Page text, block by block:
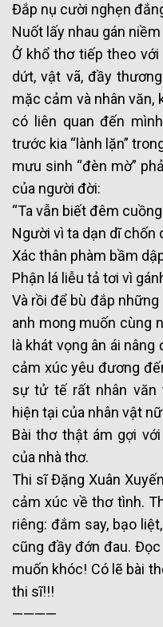
Đắp nụ cười nghẹn
Nuốt lấy nhau gán niềm
Ở khổ thơ tiếp theo
dứt, vật vã, đầy
mặc cảm và nhân văn,
có liên quan đến
trước kia “lành lặn”
mưu sinh “đèn mờ”
của người đời:
“Ta vẫn biết đêm
Người vì ta dạn dĩ chốn
Xác thân phàm bầm
Phận lá liễu tả tơi vì
Và rồi để bù đắp
anh mong muốn cùng
là khát vọng ân ái
cảm xúc yêu đương
sự tử tế rất nhân văn
hiện tại của nhân vật
Bài thơ thật ám gợi
của nhà thơ.
Thi sĩ Đặng Xuân
cảm xúc về thơ tình.
riêng: đắm say, bạo
cũng đầy đớn đau.
muốn khóc! Có lẽ bài
thi sĩ!!!
————